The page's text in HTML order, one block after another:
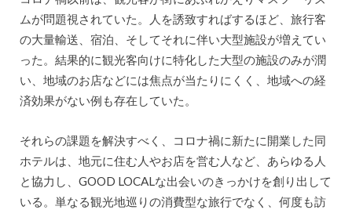
ムが問題視されていた。人を誘致すればするほど、旅行客
の大量輸送、宿泊、そしてそれに伴い大型施設が増えてい
った。結果的に観光客向けに特化した大型の施設のみが潤
い、地域のお店などには焦点が当たりにくく、地域への経
済効果がない例も存在していた。
それらの課題を解決すべく、コロナ禍に新たに開業した同
ホテルは、地元に住む人やお店を営む人など、あらゆる人
と協力し、GOOD LOCALな出会いのきっかけを創り出して
いる。単なる観光地巡りの消費型な旅行でなく、何度も訪